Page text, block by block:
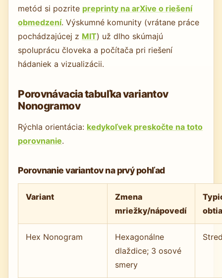
metód si pozrite preprinty na arXive o riešení
obmedzení. Výskumné komunity (vrátane práce
pochádzajúcej z MIT) už dlho skúmajú
spoluprácu človeka a počítača pri riešení
hádaniek a vizualizácii.
Porovnávacia tabuľka variantov
Nonogramov
Rýchla orientácia: kedykoľvek preskočte na toto
porovnanie.
Porovnanie variantov na prvý pohľad
Variant
Zmena
mriežky/nápovedí
Hex Nonogram
Hexagonálne
dlaždice; 3 osové
smery